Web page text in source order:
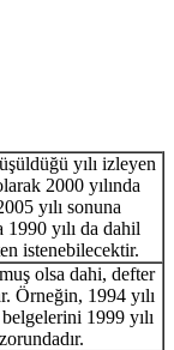
yılı izleyen
2000 yılında
yılı sonuna
yılı da dahil
istenebilecektir.
olsa dahi, defter
Örneğin, 1994 yılı
1999 yılı